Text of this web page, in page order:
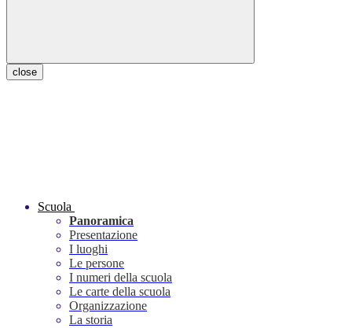
close
Scuola
Panoramica
Presentazione
I luoghi
Le persone
I numeri della scuola
Le carte della scuola
Organizzazione
La storia